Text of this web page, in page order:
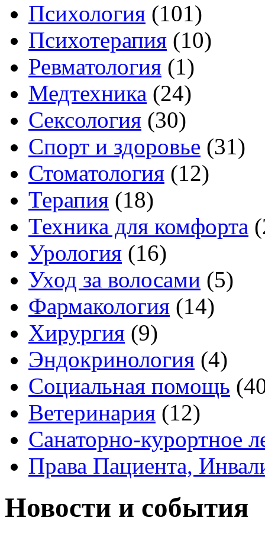
Психология (101)
Психотерапия (10)
Ревматология (1)
Медтехника (24)
Сексология (30)
Спорт и здоровье (31)
Стоматология (12)
Терапия (18)
Техника для комфорта
Урология (16)
Уход за волосами (5)
Фармакология (14)
Хирургия (9)
Эндокринология (4)
Социальная помощь
Ветеринария (12)
Санаторно-курортное
Права Пациента,
Новости и события